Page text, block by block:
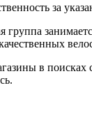
за
группа
в поисках